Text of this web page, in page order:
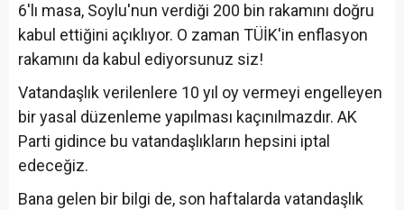
6'lı masa, Soylu'nun verdiği 200 bin rakamını doğru
kabul ettiğini açıklıyor. O zaman TÜİK'in enflasyon
rakamını da kabul ediyorsunuz siz!
Vatandaşlık verilenlere 10 yıl oy vermeyi engelleyen
bir yasal düzenleme yapılması kaçınılmazdır. AK
Parti gidince bu vatandaşlıkların hepsini iptal
edeceğiz.
Bana gelen bir bilgi de, son haftalarda vatandaşlık